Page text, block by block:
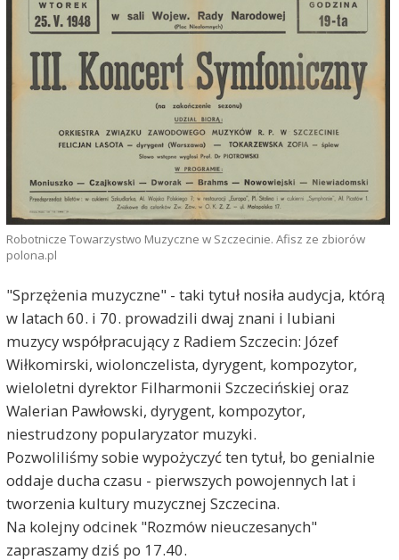
Robotnicze Towarzystwo Muzyczne w Szczecinie. Afisz ze zbiorów
polona.pl
"Sprzężenia muzyczne" - taki tytuł nosiła audycja, którą
w latach 60. i 70. prowadzili dwaj znani i lubiani
muzycy współpracujący z Radiem Szczecin: Józef
Wiłkomirski, wiolonczelista, dyrygent, kompozytor,
wieloletni dyrektor Filharmonii Szczecińskiej oraz
Walerian Pawłowski, dyrygent, kompozytor,
niestrudzony popularyzator muzyki.
Pozwoliliśmy sobie wypożyczyć ten tytuł, bo genialnie
oddaje ducha czasu - pierwszych powojennych lat i
tworzenia kultury muzycznej Szczecina.
Na kolejny odcinek "Rozmów nieuczesanych"
zapraszamy dziś po 17.40.